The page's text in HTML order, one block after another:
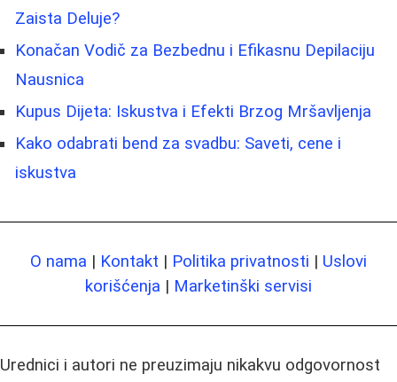
Zaista Deluje?
Konačan Vodič za Bezbednu i Efikasnu Depilaciju
Nausnica
Kupus Dijeta: Iskustva i Efekti Brzog Mršavljenja
Kako odabrati bend za svadbu: Saveti, cene i
iskustva
O nama | Kontakt | Politika privatnosti | Uslovi
korišćenja | Marketinški servisi
Urednici i autori ne preuzimaju nikakvu odgovornost